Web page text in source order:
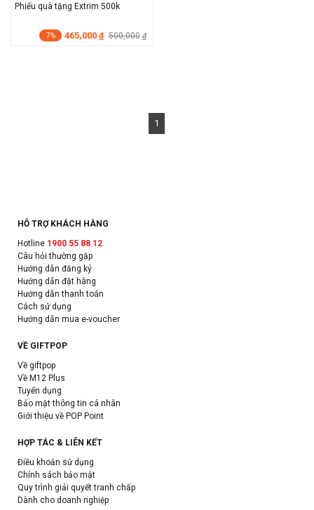
Phiếu quà tặng Extrim 500k
7% 465,000 đ 500,000 đ
1
HỖ TRỢ KHÁCH HÀNG
Hotline 1900 55 88 12
Câu hỏi thường gặp
Hướng dẫn đăng ký
Hướng dẫn đặt hàng
Hướng dẫn thanh toán
Cách sử dụng
Hướng dẫn mua e-voucher
VỀ GIFTPOP
Về giftpop
Về M12 Plus
Tuyển dụng
Bảo mật thông tin cá nhân
Giới thiệu về POP Point
HỢP TÁC & LIÊN KẾT
Điều khoản sử dụng
Chính sách bảo mật
Quy trình giải quyết tranh chấp
Dành cho doanh nghiệp